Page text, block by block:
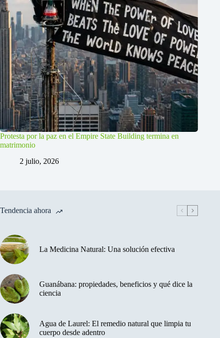
Protesta por la paz en el Empire State Building termina en
matrimonio
2 julio, 2026
Tendencia ahora
La Medicina Natural: Una solución efectiva
Guanábana: propiedades, beneficios y qué dice la
ciencia
Agua de Laurel: El remedio natural que limpia tu
cuerpo desde adentro